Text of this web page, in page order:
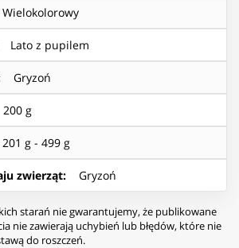
Wielokolorowy
Lato z pupilem
Gryzoń
200 g
201 g - 499 g
zwierząt: Gryzoń
starań nie gwarantujemy, że publikowane
nie zawierają uchybień lub błędów, które nie
do roszczeń.